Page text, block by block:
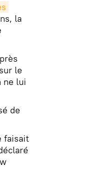
la
le
ne lui
de
faisait